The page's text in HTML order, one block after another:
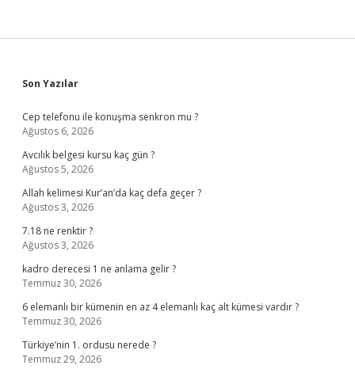
Sidebar
Son Yazılar
Cep telefonu ile konuşma senkron mu ?
Ağustos 6, 2026
Avcılık belgesi kursu kaç gün ?
Ağustos 5, 2026
Allah kelimesi Kur’an’da kaç defa geçer ?
Ağustos 3, 2026
7.18 ne renktir ?
Ağustos 3, 2026
kadro derecesi 1 ne anlama gelir ?
Temmuz 30, 2026
6 elemanlı bir kümenin en az 4 elemanlı kaç alt kümesi vardır ?
Temmuz 30, 2026
Türkiye’nin 1. ordusu nerede ?
Temmuz 29, 2026